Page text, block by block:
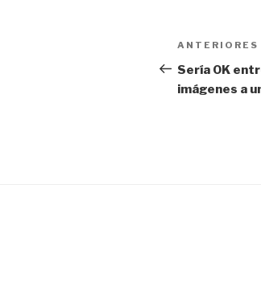
de
Post
Post
anterior
ANTERIORES
Sería OK
imágenes a